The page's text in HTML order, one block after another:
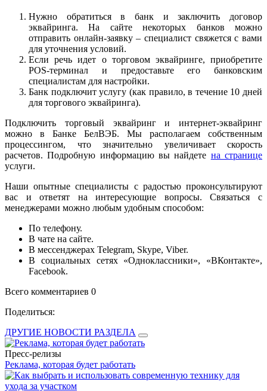
Нужно обратиться в банк и заключить договор
эквайринга. На сайте некоторых банков можно
отправить онлайн-заявку – специалист свяжется с вами
для уточнения условий.
Если речь идет о торговом эквайринге, приобретите
POS-терминал и предоставьте его банковским
специалистам для настройки.
Банк подключит услугу (как правило, в течение 10 дней
для торгового эквайринга).
Подключить торговый эквайринг и интернет-эквайринг
можно в Банке БелВЭБ. Мы располагаем собственным
процессингом, что значительно увеличивает скорость
расчетов. Подробную информацию вы найдете на странице
услуги.
Наши опытные специалисты с радостью проконсультируют
вас и ответят на интересующие вопросы. Связаться с
менеджерами можно любым удобным способом:
По телефону.
В чате на сайте.
В мессенджерах Telegram, Skype, Viber.
В социальных сетях «Одноклассники», «ВКонтакте»,
Facebook.
Всего комментариев 0
Поделиться:
ДРУГИЕ НОВОСТИ РАЗДЕЛА
Пресс-релизы
Реклама, которая будет работать